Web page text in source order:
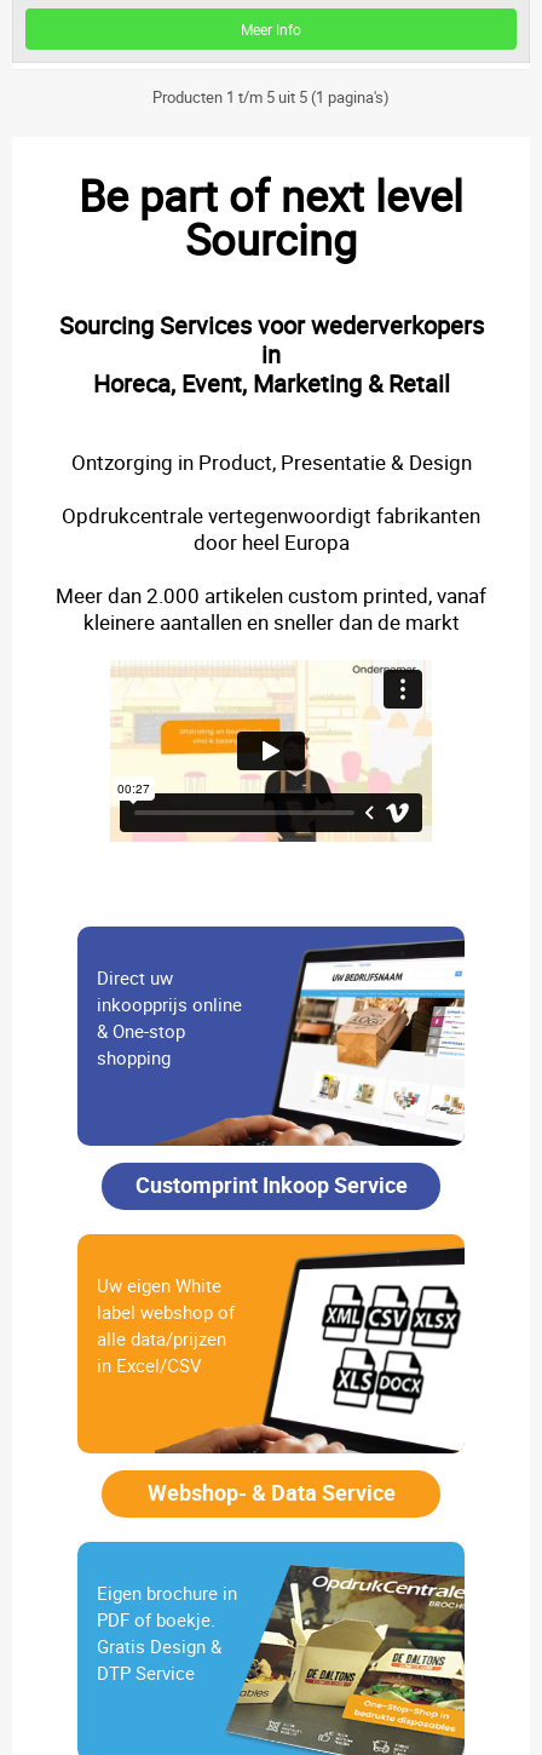
Meer Info
Producten 1 t/m 5 uit 5 (1 pagina's)
Be part of next level
Sourcing
Sourcing Services voor wederverkopers
in
Horeca, Event, Marketing & Retail
Ontzorging in Product, Presentatie & Design
Opdrukcentrale vertegenwoordigt fabrikanten
door heel Europa
Meer dan 2.000 artikelen custom printed, vanaf
kleinere aantallen en sneller dan de markt
Direct uw
inkoopprijs online
& One-stop
shopping
Customprint Inkoop Service
Uw eigen White
label webshop of
alle data/prijzen
in Excel/CSV
Webshop- & Data Service
Eigen brochure in
PDF of boekje.
Gratis Design &
DTP Service